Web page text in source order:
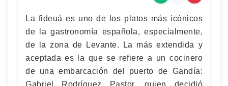
La fideuá es uno de los platos más icónicos
de la gastronomía española, especialmente,
de la zona de Levante. La más extendida y
aceptada es la que se refiere a un cocinero
de una embarcación del puerto de Gandía:
Gabriel Rodríguez Pastor, quien decidió